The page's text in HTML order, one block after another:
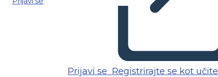
Prijavi se Registrirajte se kot